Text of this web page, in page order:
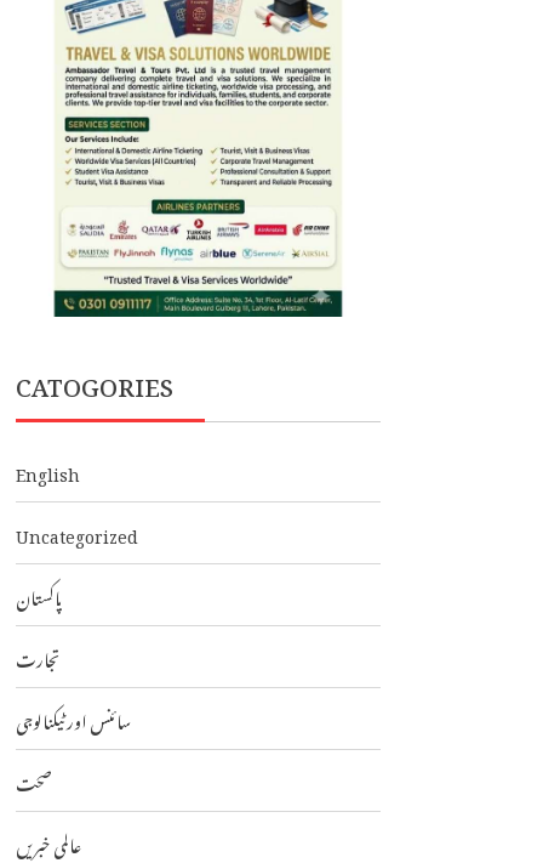
CATOGORIES
English
Uncategorized
پاکستان
تجارت
سائنس اور ٹیکنالوجی
صحت
عالمی خبریں